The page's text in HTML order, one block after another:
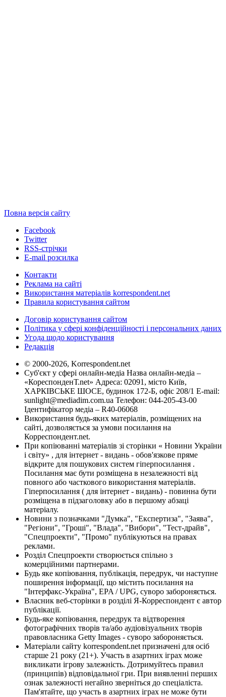
Повна версія сайту
Facebook
Twitter
RSS-стрічки
E-mail розсилка
Контакти
Реклама на сайті
Використання матеріалів korrespondent.net
Правила користування сайтом
Договір користування сайтом
Політика у сфері конфіденційності і персональних даних
Угода щодо користування
Редакція
© 2000-2026, Korrespondent.net
Суб'єкт у сфері онлайн-медіа Назва онлайн-медіа –
«КореспонденТ.net» Адреса: 02091, місто Київ,
ХАРКІВСЬКЕ ШОСЕ, будинок 172-Б, офіс 208/1 E-mail:
sunlight@mediadim.com.ua Телефон: 044-205-43-00
Ідентифікатор медіа – R40-06068
Використання будь-яких матеріалів, розміщених на
сайті, дозволяється за умови посилання на
Корреспондент.net.
При копіюванні матеріалів зі сторінки « Новини України
і світу» , для інтернет - видань - обов'язкове пряме
відкрите для пошукових систем гіперпосилання .
Посилання має бути розміщена в незалежності від
повного або часткового використання матеріалів.
Гіперпосилання ( для інтернет - видань) - повинна бути
розміщена в підзаголовку або в першому абзаці
матеріалу.
Новини з позначками "Думка", "Експертиза", "Заява",
"Регіони", "Гроші", "Влада", "Вибори", "Тест-драйв",
"Спецпроекти", "Промо" публікуються на правах
реклами.
Розділ Спецпроекти створюється спільно з
комерційними партнерами.
Будь яке копіювання, публікація, передрук, чи наступне
поширення інформації, що містить посилання на
"Інтерфакс-Україна", EPA / UPG, суворо забороняється.
Власник веб-сторінки в розділі Я-Корреспондент є автор
публікації.
Будь-яке копіювання, передрук та відтворення
фотографічних творів та/або аудіовізуальних творів
правовласника Getty Images - суворо забороняється.
Матеріали сайту korrespondent.net призначені для осіб
старше 21 року (21+). Участь в азартних іграх може
викликати ігрову залежність. Дотримуйтесь правил
(принципів) відповідальної гри. При виявленні перших
ознак залежності негайно зверніться до спеціаліста.
Пам'ятайте, що участь в азартних іграх не може бути